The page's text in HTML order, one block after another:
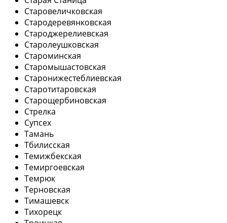
Старовеличковская
Стародеревянковская
Староджерелиевская
Старолеушковская
Староминская
Старомышастовская
Старонижестеблиевская
Старотитаровская
Старощербиновская
Стрелка
Супсех
Тамань
Тбилисская
Темижбекская
Темиргоевская
Темрюк
Терновская
Тимашевск
Тихорецк